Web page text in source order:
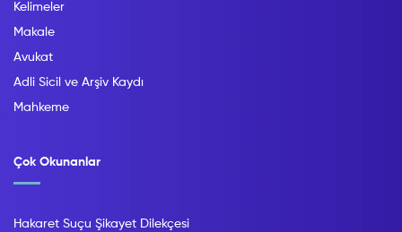
Kelimeler
Makale
Avukat
Adli Sicil ve Arşiv Kaydı
Mahkeme
Çok Okunanlar
Hakaret Suçu Şikayet Dilekçesi